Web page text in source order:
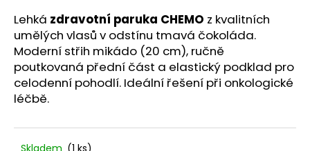
Lehká zdravotní paruka CHEMO z kvalitních
umělých vlasů v odstínu tmavá čokoláda.
Moderní střih mikádo (20 cm), ručně
poutkovaná přední část a elastický podklad pro
celodenní pohodlí. Ideální řešení při onkologické
léčbě.
Skladem (1 ks)
o
p
o
r
u
č
u
j